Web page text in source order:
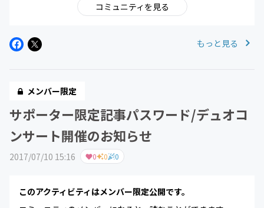
コミュニティを見る
もっと見る
メンバー限定
サポーター限定記事パスワード/デュオコ
ンサート開催のお知らせ
2017/07/10 15:16 0 0 0
このアクティビティはメンバー限定公開です。